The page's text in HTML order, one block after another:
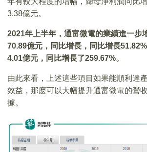
3.38億元。
2021年上半年，通富微電的業績進一步
70.89億元，同比增長，同比增長51.82%
4.01億元，同比增長了259.67%。
由此來看，上述這些項目如果能順利達
效益，那麽可以大幅提升通富微電的營
據。